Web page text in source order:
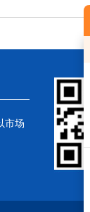
市场